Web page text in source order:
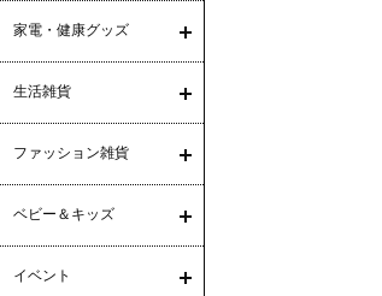
家電・健康グッズ
生活雑貨
ファッション雑貨
ベビー＆キッズ
イベント